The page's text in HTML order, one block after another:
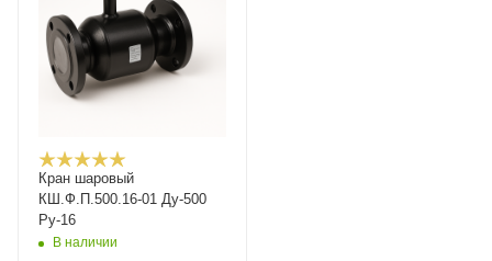
Кран шаровый
КШ.Ф.П.500.16-01 Ду-500
Ру-16
В наличии